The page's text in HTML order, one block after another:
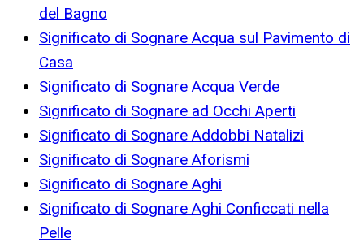
del Bagno
Significato di Sognare Acqua sul Pavimento di
Casa
Significato di Sognare Acqua Verde
Significato di Sognare ad Occhi Aperti
Significato di Sognare Addobbi Natalizi
Significato di Sognare Aforismi
Significato di Sognare Aghi
Significato di Sognare Aghi Conficcati nella
Pelle